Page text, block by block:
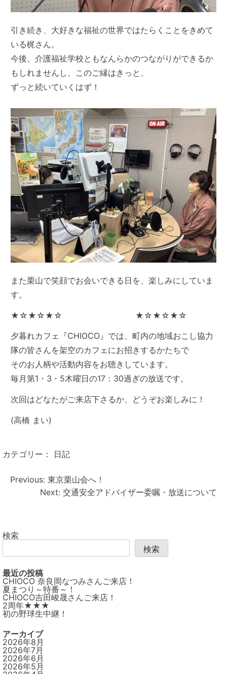
引き続き、大好きな福祉の世界ではたらくことをきめて
いる梶さん。
今後、介護福祉学校ともなんらかのつながりができるか
もしれませんし、このご縁はきっと、
ずっと続いていくはず！
また栗山で笑顔でお会いできる日を、楽しみにしていま
す。
★☆★☆★☆ ★☆★☆★☆
夕暮れカフェ『CHIOCO』では、町内の地域おこし協力
隊の皆さんを架空のカフェにお招きするかたちで
そのお人柄や活動内容をお聴きしています。
毎月第1・3・5木曜日の17：30過ぎの放送です。
次回はどなたがご来店下さるか、どうぞお楽しみに！
(高橋 まい)
カテゴリー： 日記
ン
Previous: 東京栗山会へ！
Next: 交通安全アドバイザー委嘱・放送について
検索
検索
最近の投稿
CHIOCO 奈良岡なつみさんご来店！
夏まつり～特番～！
CHIOCO吉田峻晟さんご来店！
2周年★★★
初の野球生中継！
アーカイブ
2026年8月
2026年7月
2026年6月
2026年5月